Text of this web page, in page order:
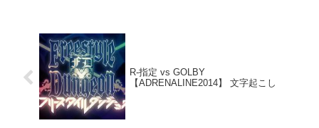
R-指定 vs GOLBY
【ADRENALINE2014】 文字起こし